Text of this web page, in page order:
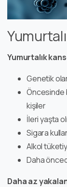
Yumurtalık
Genetik
Öncesinde
kişiler
İleri yaşta
Sigara
Alkol
Daha
Daha az